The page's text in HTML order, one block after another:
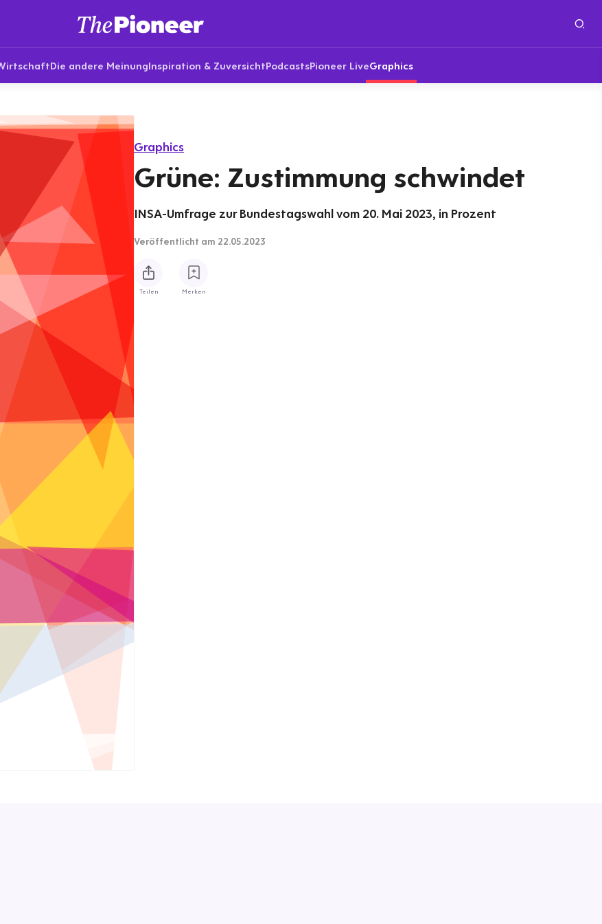
Die andere MeinungInspiration & ZuversichtPodcastsPioneer LiveGraphics
Graphics
Grüne: Zustimmung schwindet
INSA-Umfrage zur Bundestagswahl vom 20. Mai 2023, in Prozent
Veröffentlicht am 22.05.2023
Teilen Merken